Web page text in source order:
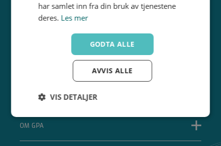
ABONNER PÅ VÅRT NYHETSBREV
OM GPA
har samlet inn fra din bruk av tjenestene
deres. Les mer
GODTA ALLE
AVVIS ALLE
VIS DETALJER
Strengt
nødvendig
Ytelse Målretting